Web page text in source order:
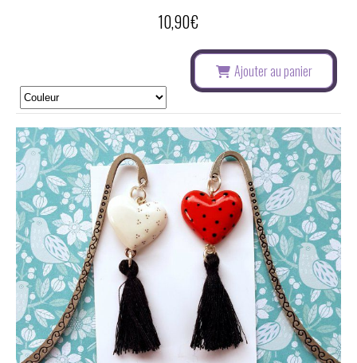
10,90€
Ajouter au panier